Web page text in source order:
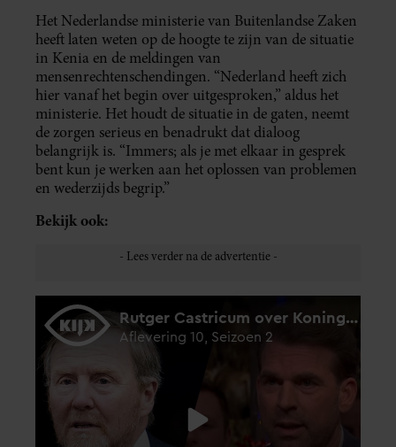
Het Nederlandse ministerie van Buitenlandse Zaken
heeft laten weten op de hoogte te zijn van de situatie
in Kenia en de meldingen van
mensenrechtenschendingen. “Nederland heeft zich
hier vanaf het begin over uitgesproken,” aldus het
ministerie. Het houdt de situatie in de gaten, neemt
de zorgen serieus en benadrukt dat dialoog
belangrijk is. “Immers; als je met elkaar in gesprek
bent kun je werken aan het oplossen van problemen
en wederzijds begrip.”
Bekijk ook: